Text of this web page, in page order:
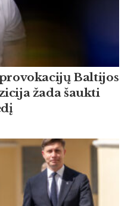
Baltijos
žada šaukti